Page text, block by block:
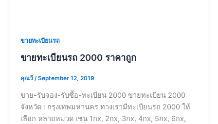
ขายทะเบียนรถ
ขายทะเบียนรถ 2000 ราคาถูก
คุณวี /September 12, 2019
ขาย-รับจอง-รับซื้อ-ทะเบียน 2000 ขายทะเบียน 2000
จังหวัด : กรุงเทพมหานคร ทางเรามีทะเบียนรถ 2000 ให้
เลือก หลายหมวด เช่น 1กx, 2กx, 3กx, 4กx, 5กx, 6กx,